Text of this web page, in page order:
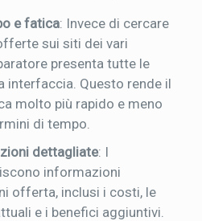
e fatica: Invece di cercare
sui siti dei vari
presenta tutte le
interfaccia. Questo rende il
molto più rapido e meno
di tempo.
dettagliate: I
informazioni
offerta, inclusi i costi, le
e i benefici aggiuntivi.